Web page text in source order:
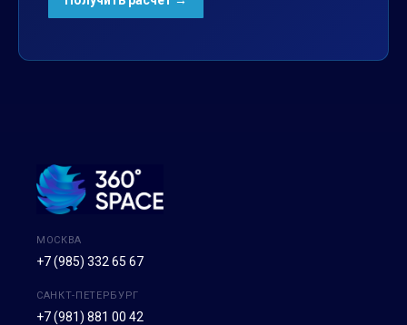
МОСКВА
+7 (985) 332 65 67
САНКТ-ПЕТЕРБУРГ
+7 (981) 881 00 42